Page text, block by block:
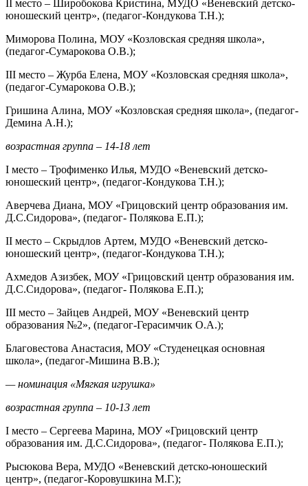
II место – Широбокова Кристина, МУДО «Веневский детско-
юношеский центр», (педагог-Кондукова Т.Н.);
Миморова Полина, МОУ «Козловская средняя школа»,
(педагог-Сумарокова О.В.);
III место – Журба Елена, МОУ «Козловская средняя школа»,
(педагог-Сумарокова О.В.);
Гришина Алина, МОУ «Козловская средняя школа», (педагог-
Демина А.Н.);
возрастная группа – 14-18 лет
I место – Трофименко Илья, МУДО «Веневский детско-
юношеский центр», (педагог-Кондукова Т.Н.);
Аверчева Диана, МОУ «Грицовский центр образования им.
Д.С.Сидорова», (педагог- Полякова Е.П.);
II место – Скрыдлов Артем, МУДО «Веневский детско-
юношеский центр», (педагог-Кондукова Т.Н.);
Ахмедов Азизбек, МОУ «Грицовский центр образования им.
Д.С.Сидорова», (педагог- Полякова Е.П.);
III место – Зайцев Андрей, МОУ «Веневский центр
образования №2», (педагог-Герасимчик О.А.);
Благовестова Анастасия, МОУ «Студенецкая основная
школа», (педагог-Мишина В.В.);
— номинация «Мягкая игрушка»
возрастная группа – 10-13 лет
I место – Сергеева Марина, МОУ «Грицовский центр
образования им. Д.С.Сидорова», (педагог- Полякова Е.П.);
Рысюкова Вера, МУДО «Веневский детско-юношеский
центр», (педагог-Коровушкина М.Г.);